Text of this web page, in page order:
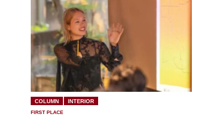
COLUMN INTERIOR
FIRST PLACE